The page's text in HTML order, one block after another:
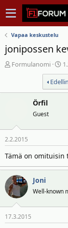
Vapaa keskustelu
jonipossen
V
s
e
t
u
n
a
l
o
i
t
Formulanomi
A
l
o
i
p
v
ä
ä
r
Örfil
Guest
2.2.2015
Tämä on omituisin
Joni
Well-known
17.3.2015